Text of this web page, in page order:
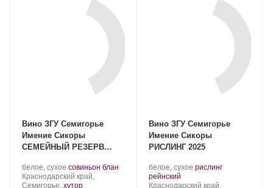
Вино ЗГУ Семигорье
Имение Сикоры
СЕМЕЙНЫЙ РЕЗЕРВ
Производитель:
Имение
Сикоры.
белое, сухое .
Сорт
винограда:
совиньон блан
Регион:
Краснодарский край,
Семигорье, хутор
Вино ЗГУ Семигорье
Имение Сикоры
РИСЛИНГ 2025
Производитель:
Имение
Сикоры.
белое, сухое .
винограда:
рислинг
рейнский.
Регион:
Краснодарский край,